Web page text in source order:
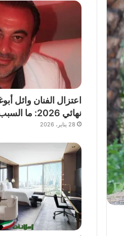
اعتزال الفنان وائل
نهائي 2026: ما السبب؟
28 يناير، 2026